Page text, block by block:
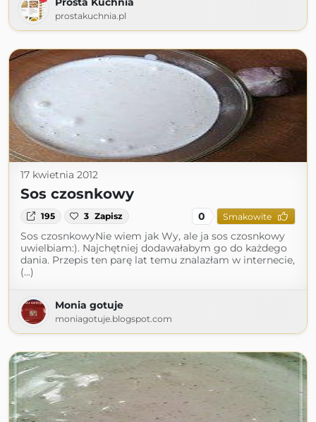
prostakuchnia.pl
17 kwietnia 2012
Sos czosnkowy
195 3 Zapisz 0 Smakowite
Sos czosnkowyNie wiem jak Wy, ale ja sos czosnkowy
uwielbiam:). Najchętniej dodawałabym go do każdego
dania. Przepis ten parę lat temu znalazłam w internecie,
(...)
Monia gotuje
moniagotuje.blogspot.com